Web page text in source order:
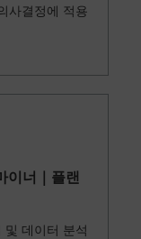
사결정에 적용
이너 ｜플랜
데이터 분석